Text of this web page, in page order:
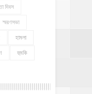
দিবস
স্মরণসভা
হামলা
হুমকি